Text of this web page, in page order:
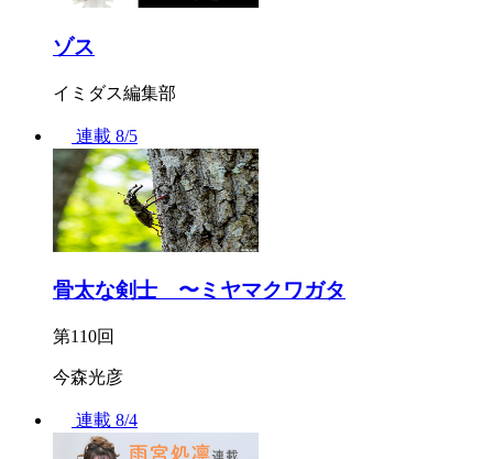
ゾス
イミダス編集部
連載 8/5
骨太な剣士 〜ミヤマクワガタ
第110回
今森光彦
連載 8/4